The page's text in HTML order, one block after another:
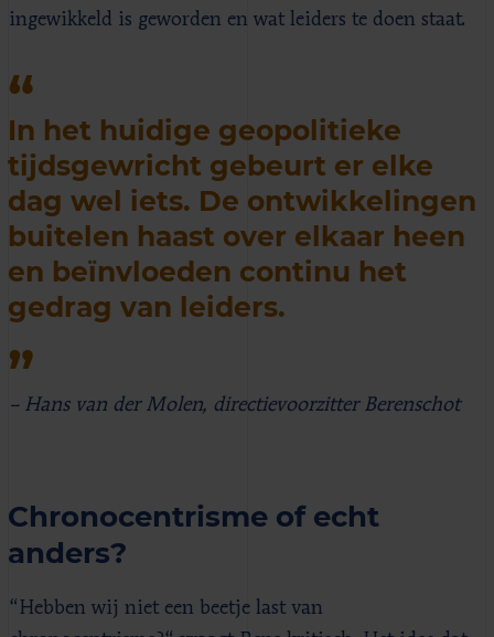
ingewikkeld is geworden en wat leiders te doen staat.
In het huidige geopolitieke
tijdsgewricht gebeurt er elke
dag wel iets. De ontwikkelingen
buitelen haast over elkaar heen
en beïnvloeden continu het
gedrag van leiders.
– Hans van der Molen, directievoorzitter Berenschot
Chronocentrisme of echt
anders?
“Hebben wij niet een beetje last van